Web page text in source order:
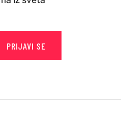
PRIJAVI SE